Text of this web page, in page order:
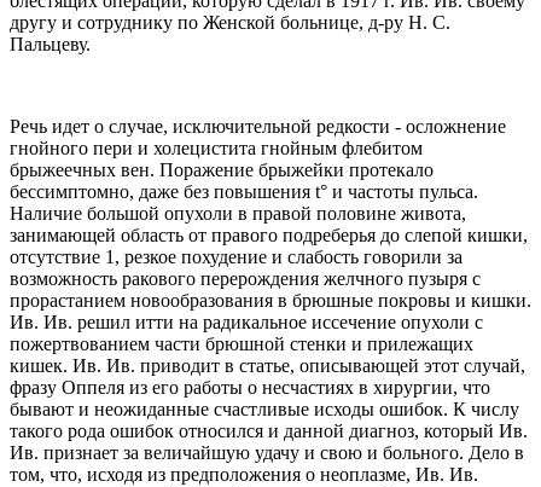
другу и сотруднику по Женской больнице, д-ру Н. С.
Пальцеву.
Речь идет о случае, исключительной редкости - осложнение
гнойного пери и холецистита гнойным флебитом
брыжеечных вен. Поражение брыжейки протекало
бессимптомно, даже без повышения t° и частоты пульса.
Наличие большой опухоли в правой половине живота,
занимающей область от правого подреберья до слепой кишки,
отсутствие 1, резкое похудение и слабость говорили за
возможность ракового перерождения желчного пузыря с
прорастанием новообразования в брюшные покровы и кишки.
Ив. Ив. решил итти на радикальное иссечение опухоли с
пожертвованием части брюшной стенки и прилежащих
кишек. Ив. Ив. приводит в статье, описывающей этот случай,
фразу Оппеля из его работы о несчастиях в хирургии, что
бывают и неожиданные счастливые исходы ошибок. К числу
такого рода ошибок относился и данной диагноз, который Ив.
Ив. признает за величайшую удачу и свою и больного. Дело в
том, что, исходя из предположения о неоплазме, Ив. Ив.